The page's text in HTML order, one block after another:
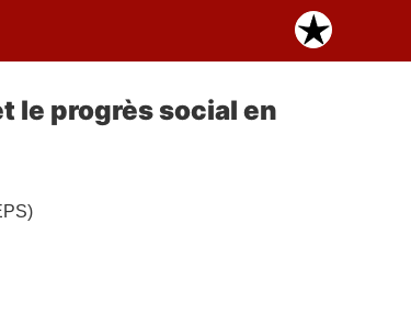
le progrès social en